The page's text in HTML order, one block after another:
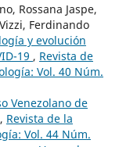
Rossana Jaspe,
Ferdinando
y evolución
19 , Revista de
Vol. 40 Núm.
Venezolano de
, Revista de la
Vol. 44 Núm.